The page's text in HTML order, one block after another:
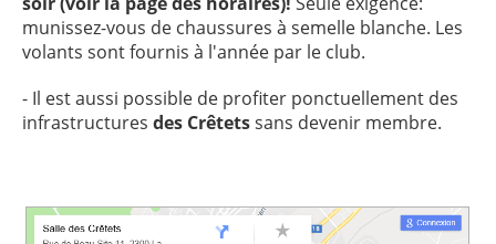
munissez-vous de chaussures à semelle blanche. Les
volants sont fournis à l'année par le club.
- Il est aussi possible de profiter ponctuellement des
infrastructures des Crêtetssans devenir membre.